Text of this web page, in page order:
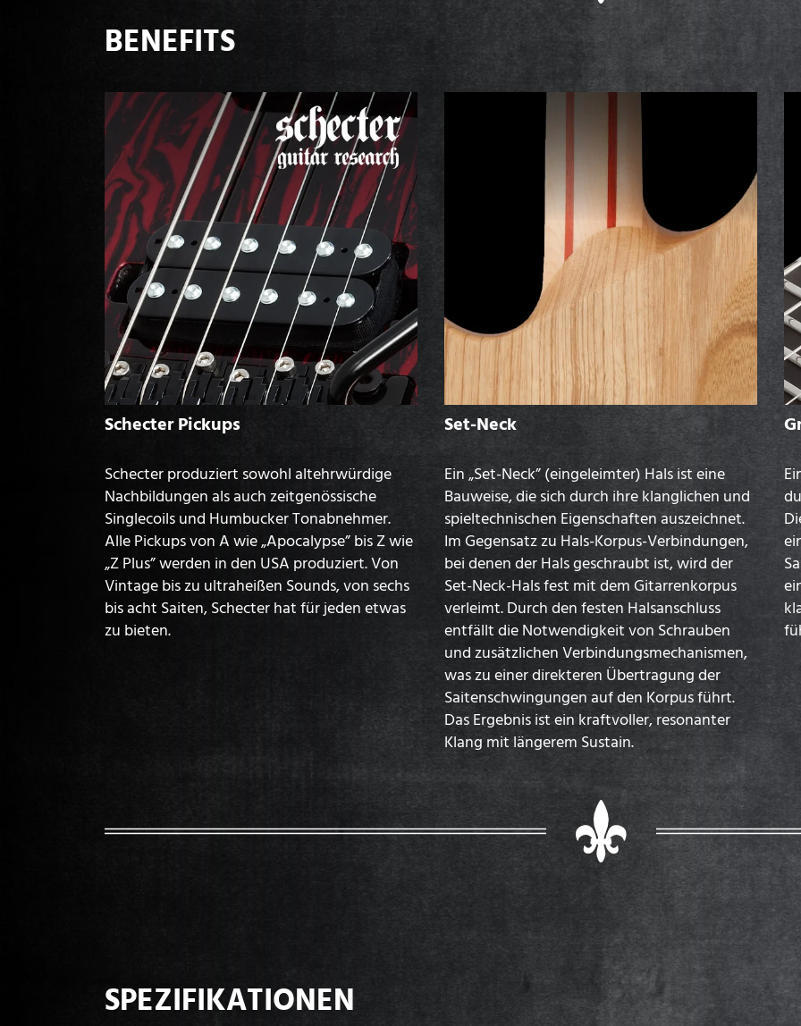
BENEFITS
Schecter Pickups
Schecter produziert sowohl altehrwürdige
Nachbildungen als auch zeitgenössische
Singlecoils und Humbucker Tonabnehmer.
Alle Pickups von A wie „Apocalypse” bis Z wie
„Z Plus” werden in den USA produziert. Von
Vintage bis zu ultraheißen Sounds, von sechs
bis acht Saiten, Schecter hat für jeden etwas
zu bieten.
Set-Neck
Ein „Set-Neck” (eingeleimter) Hals ist eine
Bauweise, die sich durch ihre klanglichen und
spieltechnischen Eigenschaften auszeichnet.
Im Gegensatz zu Hals-Korpus-Verbindungen,
bei denen der Hals geschraubt ist, wird der
Set-Neck-Hals fest mit dem Gitarrenkorpus
verleimt. Durch den festen Halsanschluss
entfällt die Notwendigkeit von Schrauben
und zusätzlichen Verbindungsmechanismen,
was zu einer direkteren Übertragung der
Saitenschwingungen auf den Korpus führt.
Das Ergebnis ist ein kraftvoller, resonanter
Klang mit längerem Sustain.
SPEZIFIKATIONEN